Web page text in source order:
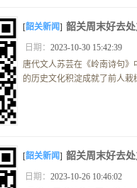
[韶关新闻] 韶关周末好去
日期： 2023-10-30 15:42:39
唐代文人苏芸在《岭南诗句
的历史文化积淀成就了前人
[韶关新闻] 韶关周末好去
日期： 2023-10-26 10:46:02